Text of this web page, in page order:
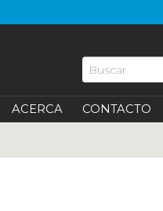
ACERCA CONTACTO